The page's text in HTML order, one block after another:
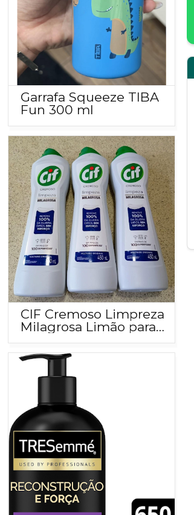
Garrafa Squeeze TIBA
Fun 300 ml
CIF Cremoso Limpreza
Milagrosa Limão para
casa 450ml